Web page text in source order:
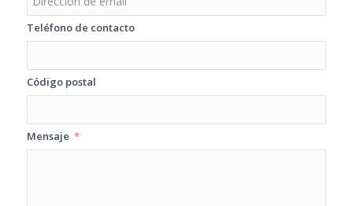
Teléfono de contacto
Código postal
Mensaje